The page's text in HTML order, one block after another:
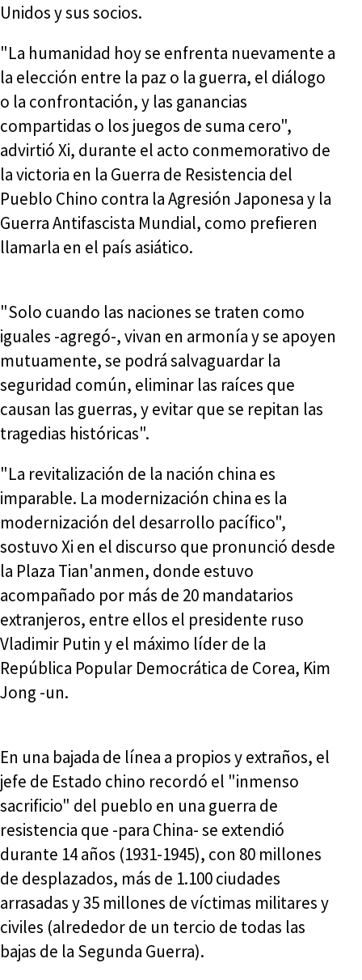
Unidos y sus socios.
"La humanidad hoy se enfrenta nuevamente a
la elección entre la paz o la guerra, el diálogo
o la confrontación, y las ganancias
compartidas o los juegos de suma cero",
advirtió Xi, durante el acto conmemorativo de
la victoria en la Guerra de Resistencia del
Pueblo Chino contra la Agresión Japonesa y la
Guerra Antifascista Mundial, como prefieren
llamarla en el país asiático.
"Solo cuando las naciones se traten como
iguales -agregó-, vivan en armonía y se apoyen
mutuamente, se podrá salvaguardar la
seguridad común, eliminar las raíces que
causan las guerras, y evitar que se repitan las
tragedias históricas".
"La revitalización de la nación china es
imparable. La modernización china es la
modernización del desarrollo pacífico",
sostuvo Xi en el discurso que pronunció desde
la Plaza Tian'anmen, donde estuvo
acompañado por más de 20 mandatarios
extranjeros, entre ellos el presidente ruso
Vladimir Putin y el máximo líder de la
República Popular Democrática de Corea, Kim
Jong -un.
En una bajada de línea a propios y extraños, el
jefe de Estado chino recordó el "inmenso
sacrificio" del pueblo en una guerra de
resistencia que -para China- se extendió
durante 14 años (1931-1945), con 80 millones
de desplazados, más de 1.100 ciudades
arrasadas y 35 millones de víctimas militares y
civiles (alrededor de un tercio de todas las
bajas de la Segunda Guerra).